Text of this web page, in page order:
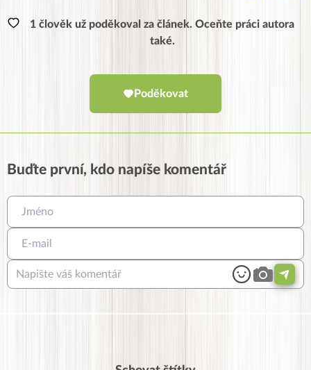
1 člověk už poděkoval za článek. Oceňte práci autora
také.
Poděkovat
Buďte první, kdo napíše komentář